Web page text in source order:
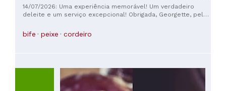
estava excelente, recomendo muito este restaurante, pois
tanto o serviço quanto a comida foram excepcionais!
14/07/2026: Uma experiência memorável! Um verdadeiro
deleite e um serviço excepcional! Obrigada, Georgette, pela
bife peixe cordeiro